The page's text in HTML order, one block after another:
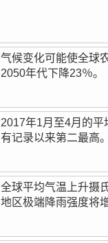
气候变化可能使全球
2050年代下降23％。
2017年1月至4月的平
有记录以来第二最高。
全球平均气温上升摄
地区极端降雨强度将